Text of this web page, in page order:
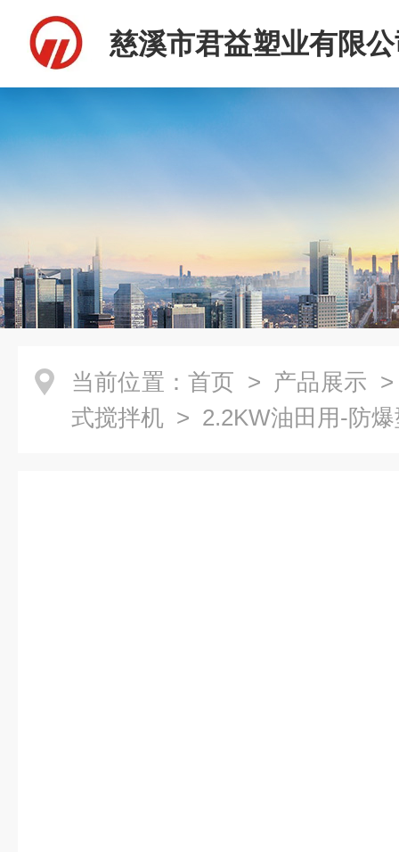
慈溪市君益塑业有限
当前位置： 首页 > 产品展示
式搅拌机 > 2.2KW油田用-防